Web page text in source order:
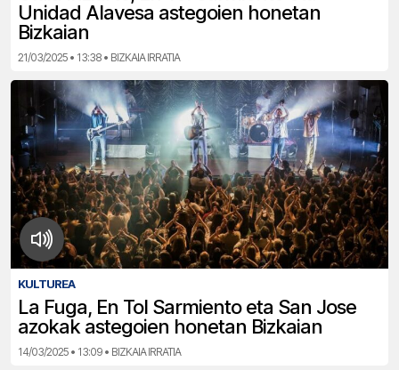
Unidad Alavesa astegoien honetan
Bizkaian
21/03/2025 • 13:38 • BIZKAIA IRRATIA
KULTUREA
La Fuga, En Tol Sarmiento eta San Jose
azokak astegoien honetan Bizkaian
14/03/2025 • 13:09 • BIZKAIA IRRATIA